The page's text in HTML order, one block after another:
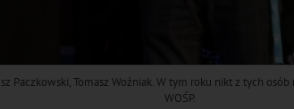
Paczkowski, Tomasz Woźniak. W tym roku nikt z tych
WOŚP.